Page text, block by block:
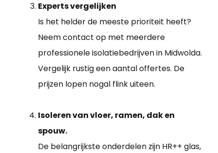
Experts vergelijken
Is het helder de meeste prioriteit heeft?
Neem contact op met meerdere
professionele isolatiebedrijven in Midwolda.
Vergelijk rustig een aantal offertes. De
prijzen lopen nogal flink uiteen.
Isoleren van vloer, ramen, dak en
spouw.
De belangrijkste onderdelen zijn HR++ glas,